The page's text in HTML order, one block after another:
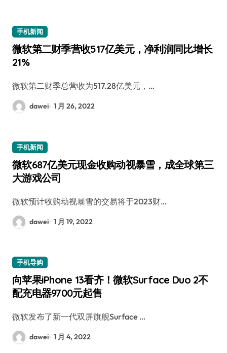
手机新闻
微软第二财季营收517亿美元，净利润同比增长
21%
微软第二财季总营收为517.28亿美元，…
dawei 1 月 26, 2022
手机新闻
微软687亿美元现金收购动视暴雪，成全球第三
大游戏公司
微软预计收购动视暴雪的交易将于2023财…
dawei 1 月 19, 2022
手机导购
向苹果iPhone 13看齐！微软Surface Duo 2不
配充电器9700元起售
微软发布了新一代双屏旗舰Surface …
dawei 1 月 4, 2022